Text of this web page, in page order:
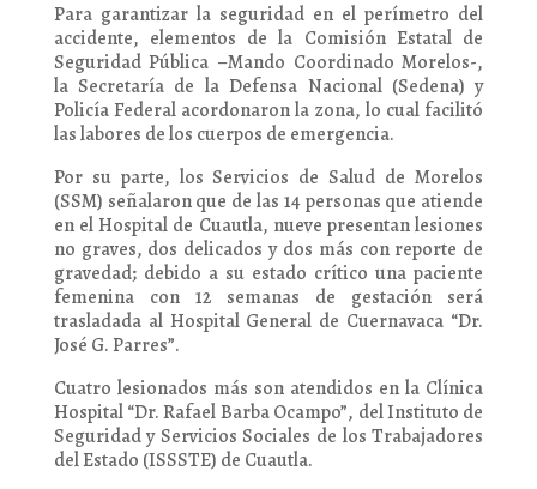
Para garantizar la seguridad en el perímetro del
accidente, elementos de la Comisión Estatal de
Seguridad Pública –Mando Coordinado Morelos-,
la Secretaría de la Defensa Nacional (Sedena) y
Policía Federal acordonaron la zona, lo cual facilitó
las labores de los cuerpos de emergencia.
Por su parte, los Servicios de Salud de Morelos
(SSM) señalaron que de las 14 personas que atiende
en el Hospital de Cuautla, nueve presentan lesiones
no graves, dos delicados y dos más con reporte de
gravedad; debido a su estado crítico una paciente
femenina con 12 semanas de gestación será
trasladada al Hospital General de Cuernavaca “Dr.
José G. Parres”.
Cuatro lesionados más son atendidos en la Clínica
Hospital “Dr. Rafael Barba Ocampo”, del Instituto de
Seguridad y Servicios Sociales de los Trabajadores
del Estado (ISSSTE) de Cuautla.